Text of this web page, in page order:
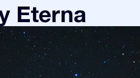
Eterna